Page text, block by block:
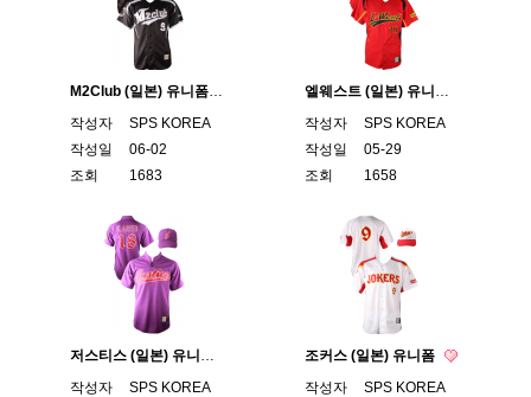
M2Club (일본) 유니폼
작성자
SPS KOREA
작성일
06-02
조회
1683
엘웨스트 (일본) 유니폼
작성자
SPS KOREA
작성일
05-29
조회
1658
저스티스 (일본) 유니폼
작성자
SPS KOREA
조커스 (일본) 유니폼
작성자
SPS KOREA